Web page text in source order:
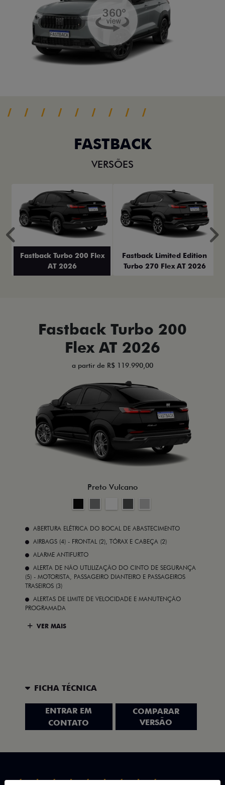
FASTBACK
VERSÕES
Fastback Turbo 200 Flex
AT 2026
Fastback Limited Edition
Turbo 270 Flex AT 2026
Anterior
Fastback Turbo 200
Flex AT 2026
a partir de R$ 119.990,00
Preto Vulcano
ABERTURA ELÉTRICA DO BOCAL DE ABASTECIMENTO
AIRBAGS (4) - FRONTAL (2), TÓRAX E CABEÇA (2)
ALARME ANTIFURTO
ALERTA DE NÃO UTLILIZAÇÃO DO CINTO DE SEGURANÇA
(5) - MOTORISTA, PASSAGEIRO DIANTEIRO E PASSAGEIROS
TRASEIROS (3)
ALERTAS DE LIMITE DE VELOCIDADE E MANUTENÇÃO
PROGRAMADA
VER MAIS
FICHA TÉCNICA
ENTRAR EM
CONTATO
COMPARAR
VERSÃO